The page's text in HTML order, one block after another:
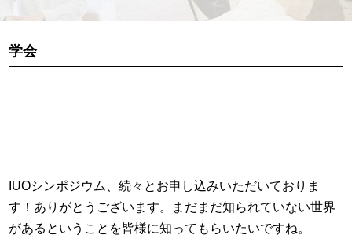
学会
IUOシンポジウム、続々とお申し込みいただいておりま
す！ありがとうございます。まだまだ知られていない世界
があるということを皆様に知ってもらいたいですね。